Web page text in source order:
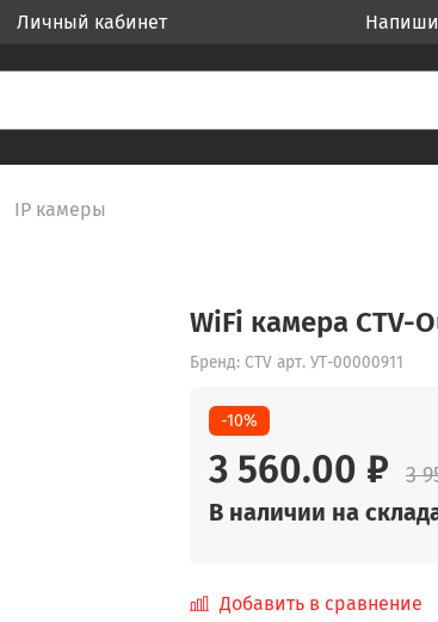
Личный кабинет
IP камеры
WiFi камера CTV-
Бренд: CTV арт. УТ-00000911
-10%
3 560.00 ₽ 3
В наличии на
Добавить в сравнение